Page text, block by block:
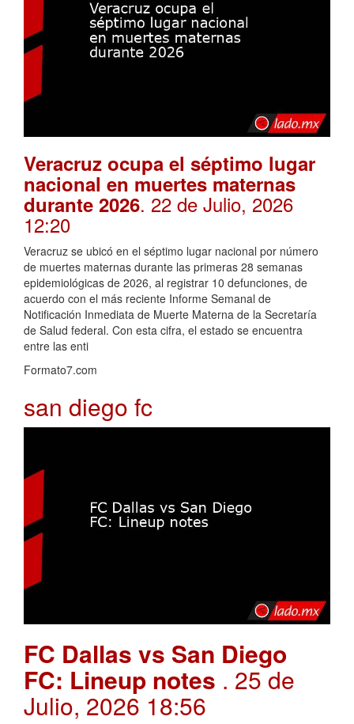
Veracruz ocupa el séptimo lugar
nacional en muertes maternas
durante 2026. 22 de Julio, 2026
12:20
Veracruz se ubicó en el séptimo lugar nacional por número
de muertes maternas durante las primeras 28 semanas
epidemiológicas de 2026, al registrar 10 defunciones, de
acuerdo con el más reciente Informe Semanal de
Notificación Inmediata de Muerte Materna de la Secretaría
de Salud federal. Con esta cifra, el estado se encuentra
entre las enti
Formato7.com
san diego fc
FC Dallas vs San Diego
FC: Lineup notes . 25 de
Julio, 2026 18:56